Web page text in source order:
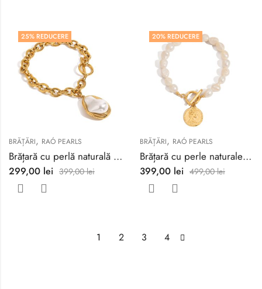
25% REDUCERE
BRĂȚĂRI, RAÓ PEARLS
Brățară cu perlă naturală baroc
299,00 lei 399,00lei
20% REDUCERE
BRĂȚĂRI, RAÓ PEARLS
Brățară cu perle naturale și monedă antică
399,00 lei 499,00lei
1 2 3 4